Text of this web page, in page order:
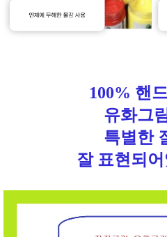
100% 핸
유화그
특별한
잘 표현되